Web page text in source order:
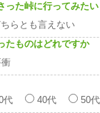
った峠に行ってみた
らとも言えない
たものはどれですか
衝
代 40代
50